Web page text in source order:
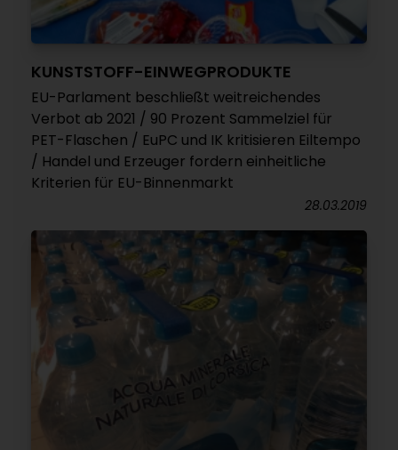
KUNSTSTOFF-EINWEGPRODUKTE
EU-Parlament beschließt weitreichendes
Verbot ab 2021 / 90 Prozent Sammelziel für
PET-Flaschen / EuPC und IK kritisieren Eiltempo
/ Handel und Erzeuger fordern einheitliche
Kriterien für EU-Binnenmarkt
28.03.2019